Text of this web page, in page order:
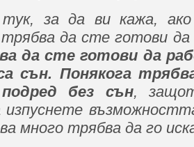
за да ви кажа,
трябва да сте готови
да сте готови да
сън. Понякога
без сън,
много трябва да го